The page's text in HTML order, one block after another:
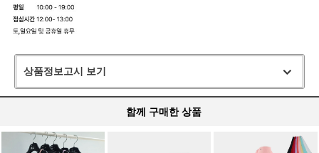
상품정보고시 보기
함께 구매한 상품